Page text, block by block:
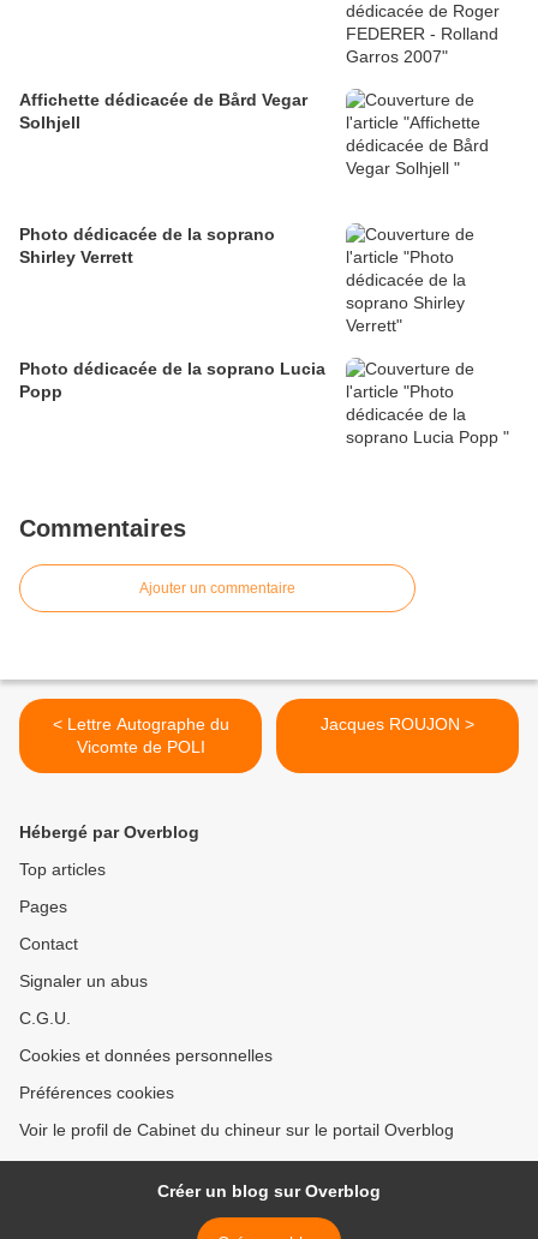
Affichette dédicacée de Bård Vegar
Solhjell
Photo dédicacée de la soprano
Shirley Verrett
Photo dédicacée de la soprano Lucia
Popp
Commentaires
Ajouter un commentaire
< Lettre Autographe du
Vicomte de POLI
Jacques ROUJON >
Hébergé par Overblog
Top articles
Pages
Contact
Signaler un abus
C.G.U.
Cookies et données personnelles
Préférences cookies
Voir le profil de Cabinet du chineur sur le portail Overblog
Créer un blog sur Overblog